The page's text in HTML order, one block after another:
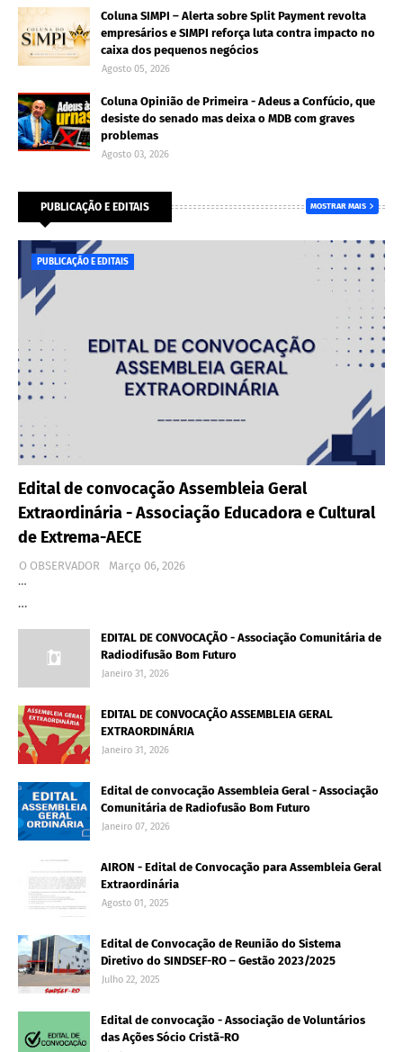
Coluna SIMPI – Alerta sobre Split Payment revolta
empresários e SIMPI reforça luta contra impacto no
caixa dos pequenos negócios
Agosto 05, 2026
Coluna Opinião de Primeira - Adeus a Confúcio, que
desiste do senado mas deixa o MDB com graves
problemas
Agosto 03, 2026
PUBLICAÇÃO E EDITAIS MOSTRAR MAIS
PUBLICAÇÃO E EDITAIS
Edital de convocação Assembleia Geral
Extraordinária - Associação Educadora e Cultural
de Extrema-AECE
O OBSERVADOR
Março 06, 2026
…
…
EDITAL DE CONVOCAÇÃO - Associação Comunitária de
Radiodifusão Bom Futuro
Janeiro 31, 2026
EDITAL DE CONVOCAÇÃO ASSEMBLEIA GERAL
EXTRAORDINÁRIA
Janeiro 31, 2026
Edital de convocação Assembleia Geral - Associação
Comunitária de Radiofusão Bom Futuro
Janeiro 07, 2026
AIRON - Edital de Convocação para Assembleia Geral
Extraordinária
Agosto 01, 2025
Edital de Convocação de Reunião do Sistema
Diretivo do SINDSEF-RO – Gestão 2023/2025
Julho 22, 2025
Edital de convocação - Associação de Voluntários
das Ações Sócio Cristã-RO